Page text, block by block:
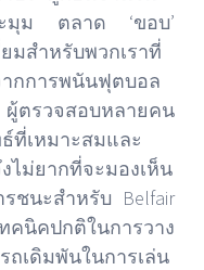
ะมุม ตลาด ‘ขอบ’
มสำหรับพวกเราที่
กการพนันฟุตบอล
ตรวจสอบหลายคน
ที่เหมาะสมและ
ไม่ยากที่จะมองเห็น
ชนะสำหรับ Belfair
คนิคปกติในการวาง
ถเดิมพันในการเล่น